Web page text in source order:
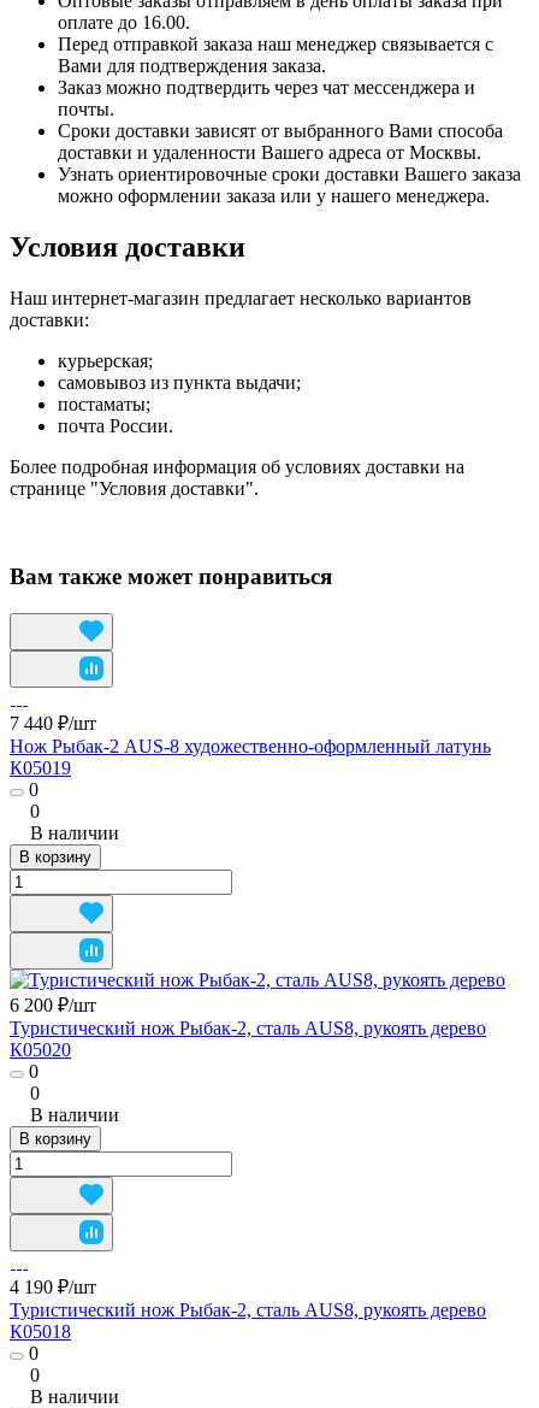
оплате до 16.00.
Перед отправкой заказа наш менеджер связывается с
Вами для подтверждения заказа.
Заказ можно подтвердить через чат мессенджера и
почты.
Сроки доставки зависят от выбранного Вами способа
доставки и удаленности Вашего адреса от Москвы.
Узнать ориентировочные сроки доставки Вашего заказа
можно оформлении заказа или у нашего менеджера.
Условия доставки
Наш интернет-магазин предлагает несколько вариантов
доставки:
курьерская;
самовывоз из пункта выдачи;
постаматы;
почта России.
Более подробная информация об условиях доставки на
странице "Условия доставки".
Вам также может понравиться
7 440 ₽/шт
Нож Рыбак-2 AUS-8 художественно-оформленный латунь
К05019
0
0
В наличии
В корзину
6 200 ₽/шт
Туристический нож Рыбак-2, сталь AUS8, рукоять дерево
К05020
0
0
В наличии
В корзину
4 190 ₽/шт
Туристический нож Рыбак-2, сталь AUS8, рукоять дерево
К05018
0
0
В наличии